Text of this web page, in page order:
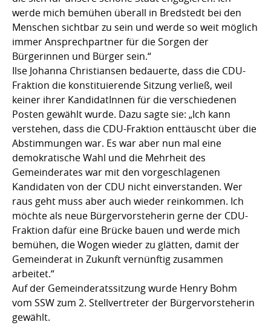
werde mich bemühen überall in Bredstedt bei den
Menschen sichtbar zu sein und werde so weit möglich
immer Ansprechpartner für die Sorgen der
Bürgerinnen und Bürger sein.“
Ilse Johanna Christiansen bedauerte, dass die CDU-
Fraktion die konstituierende Sitzung verließ, weil
keiner ihrer KandidatInnen für die verschiedenen
Posten gewählt wurde. Dazu sagte sie: „Ich kann
verstehen, dass die CDU-Fraktion enttäuscht über die
Abstimmungen war. Es war aber nun mal eine
demokratische Wahl und die Mehrheit des
Gemeinderates war mit den vorgeschlagenen
Kandidaten von der CDU nicht einverstanden. Wer
raus geht muss aber auch wieder reinkommen. Ich
möchte als neue Bürgervorsteherin gerne der CDU-
Fraktion dafür eine Brücke bauen und werde mich
bemühen, die Wogen wieder zu glätten, damit der
Gemeinderat in Zukunft vernünftig zusammen
arbeitet.“
Auf der Gemeinderatssitzung wurde Henry Bohm
vom SSW zum 2. Stellvertreter der Bürgervorsteherin
gewählt.